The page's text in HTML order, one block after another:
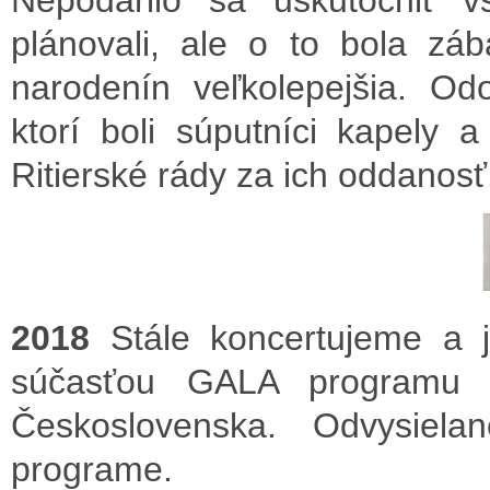
plánovali, ale o to bola
narodenín veľkolepejšia.
ktorí boli súputníci kapely
Ritierské rády za ich
2018 Stále koncertujeme
súčasťou GALA
Československa.
programe.